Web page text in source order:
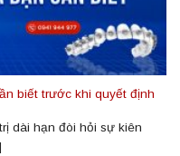
biết trước khi quyết định
dài hạn đòi hỏi sự kiên